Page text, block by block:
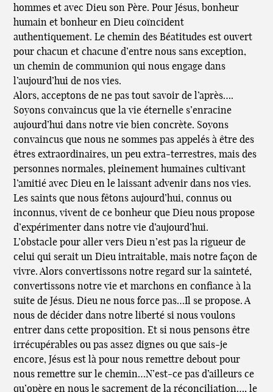
hommes et avec Dieu son Père. Pour Jésus, bonheur
humain et bonheur en Dieu coïncident
authentiquement. Le chemin des Béatitudes est ouvert
pour chacun et chacune d’entre nous sans exception,
un chemin de communion qui nous engage dans
l’aujourd’hui de nos vies.
Alors, acceptons de ne pas tout savoir de l’après….
Soyons convaincus que la vie éternelle s’enracine
aujourd’hui dans notre vie bien concrète. Soyons
convaincus que nous ne sommes pas appelés à être des
êtres extraordinaires, un peu extra-terrestres, mais des
personnes normales, pleinement humaines cultivant
l’amitié avec Dieu en le laissant advenir dans nos vies.
Les saints que nous fêtons aujourd’hui, connus ou
inconnus, vivent de ce bonheur que Dieu nous propose
d’expérimenter dans notre vie d’aujourd’hui.
L’obstacle pour aller vers Dieu n’est pas la rigueur de
celui qui serait un Dieu intraitable, mais notre façon de
vivre. Alors convertissons notre regard sur la sainteté,
convertissons notre vie et marchons en confiance à la
suite de Jésus. Dieu ne nous force pas…Il se propose. A
nous de décider dans notre liberté si nous voulons
entrer dans cette proposition. Et si nous pensons être
irrécupérables ou pas assez dignes ou que sais-je
encore, Jésus est là pour nous remettre debout pour
nous remettre sur le chemin…N’est-ce pas d’ailleurs ce
qu’opère en nous le sacrement de la réconciliation…, le